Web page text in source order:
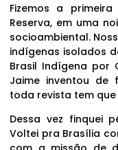
Fizemos a
Reserva, em uma
socioambiental.
indígenas isolados
Brasil Indígena por
Jaime inventou de
toda revista tem que
Dessa vez finquei
Voltei pra Brasília